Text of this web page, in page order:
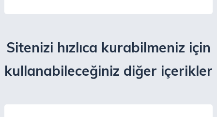
Sitenizi hızlıca kurabilmeniz için
kullanabileceğiniz diğer içerikler